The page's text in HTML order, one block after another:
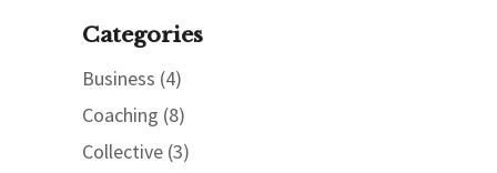
Categories
Business (4)
Coaching (8)
Collective (3)